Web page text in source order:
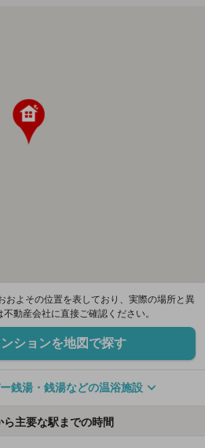
よその位置を表しており、実際の場所と異
動産会社に直接ご確認ください。
ションを地図で探す
銭湯・銭湯などの温浴施設
主要な駅までの時間